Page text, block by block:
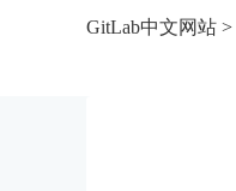
GitLab中文网站 >